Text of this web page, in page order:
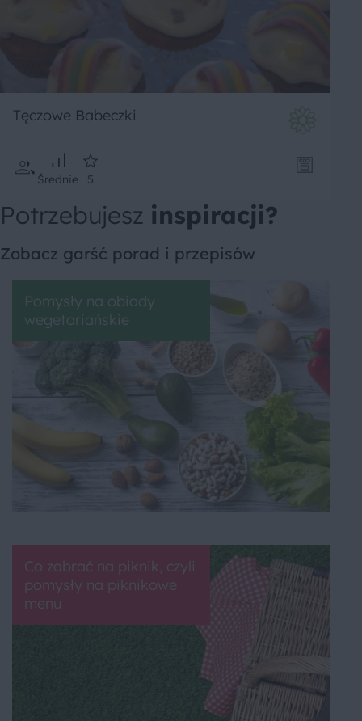
Tęczowe Babeczki
Średnie 5
Potrzebujesz inspiracji?
Zobacz garść porad i przepisów
Pomysły na obiady
wegetariańskie
Co zabrać na piknik, czyli
pomysły na piknikowe
menu